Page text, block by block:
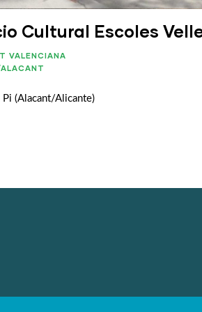
Cultural Escoles
VALENCIANA
Pi (Alacant/Alicante)